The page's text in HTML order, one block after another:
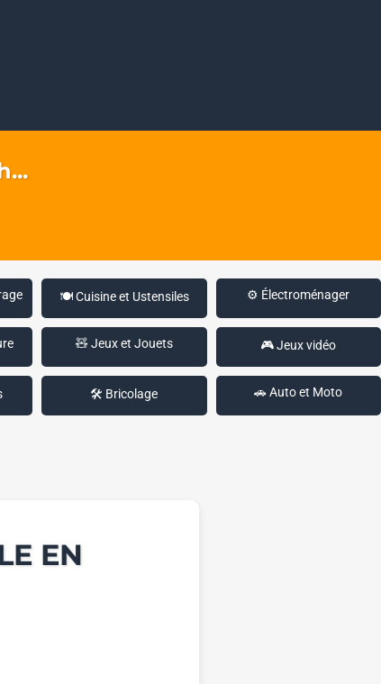
🍽️ Cuisine et Ustensiles ⚙️ Électroménager
🧸 Jeux et Jouets 🎮 Jeux vidéo
🛠️ Bricolage 🚗 Auto et Moto
EN